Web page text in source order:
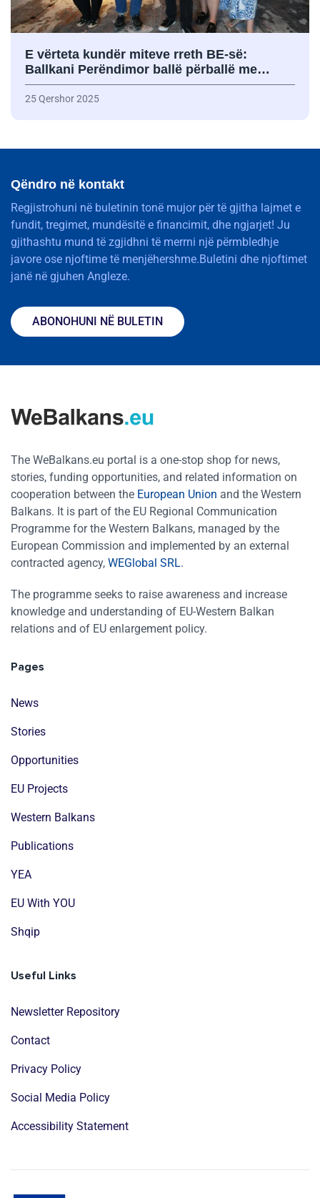
E vërteta kundër miteve rreth BE-së:
Ballkani Perëndimor ballë përballë me…
25 Qershor 2025
Qëndro në kontakt
Regjistrohuni në buletinin tonë mujor për të gjitha lajmet e
fundit, tregimet, mundësitë e financimit, dhe ngjarjet! Ju
gjithashtu mund të zgjidhni të merrni një përmbledhje
javore ose njoftime të menjëhershme.Buletini dhe njoftimet
janë në gjuhen Angleze.
ABONOHUNI NË BULETIN
The WeBalkans.eu portal is a one-stop shop for news,
stories, funding opportunities, and related information on
cooperation between the European Union and the Western
Balkans. It is part of the EU Regional Communication
Programme for the Western Balkans, managed by the
European Commission and implemented by an external
contracted agency, WEGlobal SRL.
The programme seeks to raise awareness and increase
knowledge and understanding of EU-Western Balkan
relations and of EU enlargement policy.
Pages
News
Stories
Opportunities
EU Projects
Western Balkans
Publications
YEA
EU With YOU
Shqip
Useful Links
Newsletter Repository
Contact
Privacy Policy
Social Media Policy
Accessibility Statement